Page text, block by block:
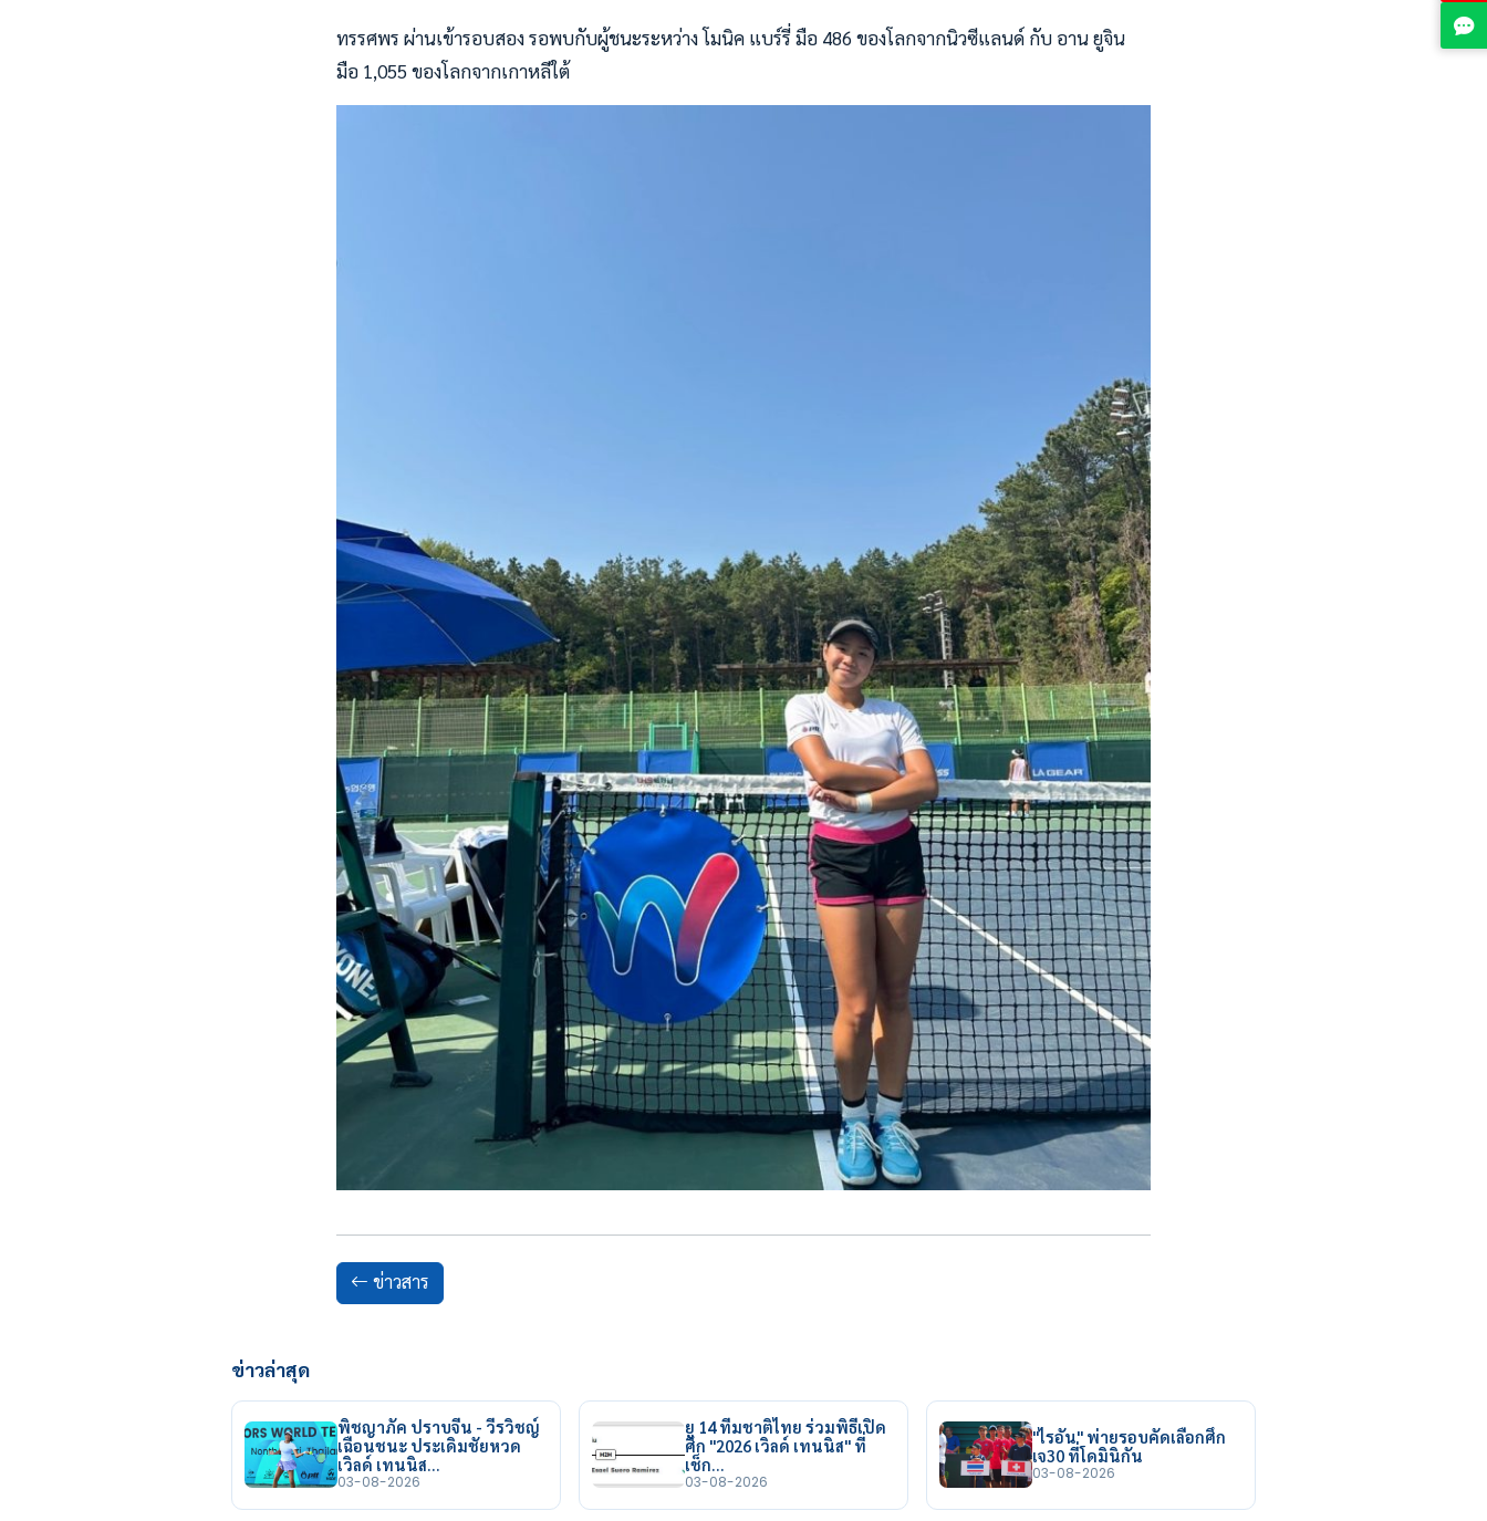
ทรรศพร ผ่านเข้ารอบสอง รอพบกับผู้ชนะระหว่าง โมนิค แบร์รี่ มือ 486 ของโลกจากนิวซีแลนด์ กับ อาน ยูจิน
มือ 1,055 ของโลกจากเกาหลีใต้
ข่าวสาร
ข่าวล่าสุด
พิชญาภัค ปราบจีน - วีรวิชญ์
เฉือนชนะ ประเดิมชัยหวด
เวิลด์ เทนนิส…
03-08-2026
ยู 14 ทีมชาติไทย ร่วมพิธีเปิด
ศึก "2026 เวิลด์ เทนนิส" ที่
เช็ก…
03-08-2026
"ไรอัน" พ่ายรอบคัดเลือกศึก
เจ30 ที่โดมินิกัน
03-08-2026